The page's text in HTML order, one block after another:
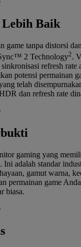
Lebih Baik
game tanpa distorsi
2 Technology2.
refresh rate
potensi permainan
telah
dan refresh rate
gaming yang
adalah standar
gamut warna,
permainan game
biasa.